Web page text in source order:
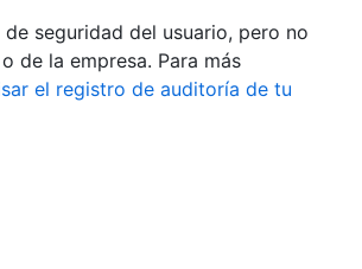
seguridad del usuario, pero no
de la empresa. Para más
el registro de auditoría de tu